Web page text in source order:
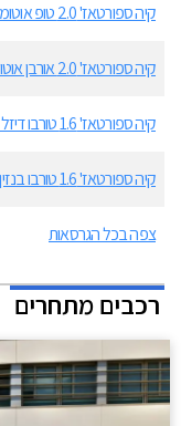
קיה ספורטאז' 2.0 טופ אוטומט
קיה ספורטאז' 2.0 אורבן אוטומט
קיה ספורטאז' 1.6 טורבו דיזל אורבן אוטומט
קיה ספורטאז' 1.6 טורבו בנזין אורבן אוטומט
צפה בכל הגרסאות
רכבים מתחרים